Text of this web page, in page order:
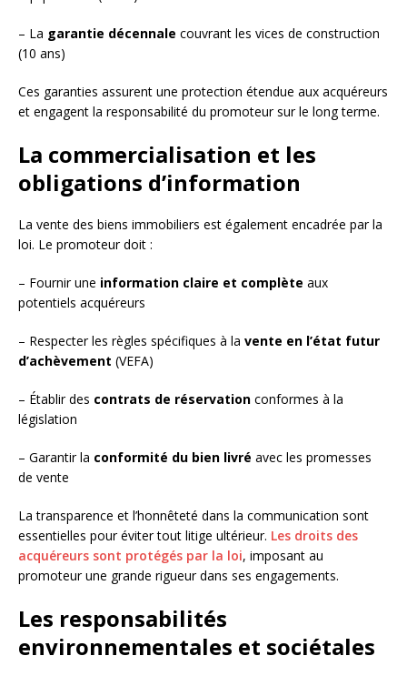
– La garantie décennale couvrant les vices de construction
(10 ans)
Ces garanties assurent une protection étendue aux acquéreurs
et engagent la responsabilité du promoteur sur le long terme.
La commercialisation et les
obligations d’information
La vente des biens immobiliers est également encadrée par la
loi. Le promoteur doit :
– Fournir une information claire et complète aux
potentiels acquéreurs
– Respecter les règles spécifiques à la vente en l’état futur
d’achèvement (VEFA)
– Établir des contrats de réservation conformes à la
législation
– Garantir la conformité du bien livré avec les promesses
de vente
La transparence et l’honnêteté dans la communication sont
essentielles pour éviter tout litige ultérieur. Les droits des
acquéreurs sont protégés par la loi, imposant au
promoteur une grande rigueur dans ses engagements.
Les responsabilités
environnementales et sociétales